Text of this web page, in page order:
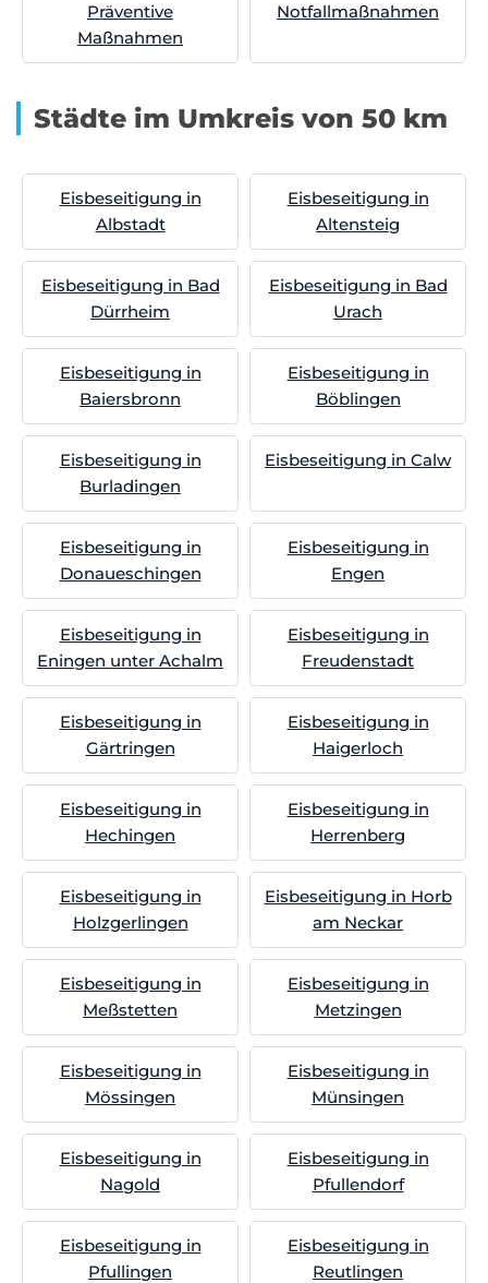
Präventive
Maßnahmen
Notfallmaßnahmen
Städte im Umkreis von 50 km
Eisbeseitigung in
Albstadt
Eisbeseitigung in
Altensteig
Eisbeseitigung in Bad
Dürrheim
Eisbeseitigung in Bad
Urach
Eisbeseitigung in
Baiersbronn
Eisbeseitigung in
Böblingen
Eisbeseitigung in
Burladingen
Eisbeseitigung in Calw
Eisbeseitigung in
Donaueschingen
Eisbeseitigung in
Engen
Eisbeseitigung in
Eningen unter Achalm
Eisbeseitigung in
Freudenstadt
Eisbeseitigung in
Gärtringen
Eisbeseitigung in
Haigerloch
Eisbeseitigung in
Hechingen
Eisbeseitigung in
Herrenberg
Eisbeseitigung in
Holzgerlingen
Eisbeseitigung in Horb
am Neckar
Eisbeseitigung in
Meßstetten
Eisbeseitigung in
Metzingen
Eisbeseitigung in
Mössingen
Eisbeseitigung in
Münsingen
Eisbeseitigung in
Nagold
Eisbeseitigung in
Pfullendorf
Eisbeseitigung in
Pfullingen
Eisbeseitigung in
Reutlingen